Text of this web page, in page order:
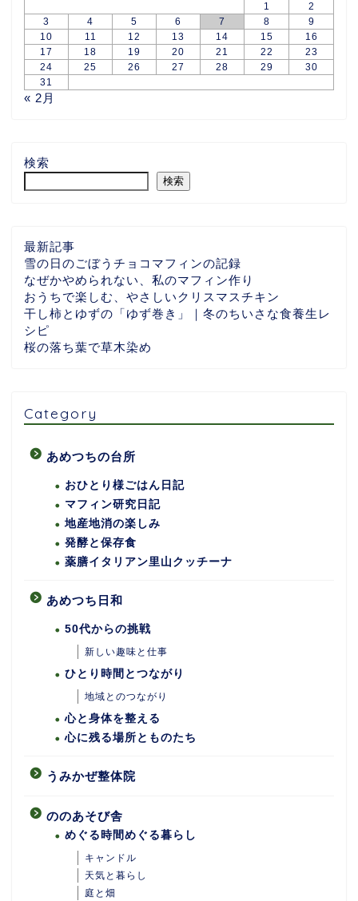
1
2
3
4 5 6 7 8
9
10
11 12 13 14 15
16
17
18 19 20 21 22
23
24
25 26 27 28 29
30
31
« 2月
検索
検索
最新記事
雪の日のごぼうチョコマフィンの記録
なぜかやめられない、私のマフィン作り
おうちで楽しむ、やさしいクリスマスチキン
干し柿とゆずの「ゆず巻き」｜冬のちいさな食養生レ
シピ
桜の落ち葉で草木染め
Category
あめつちの台所
おひとり様ごはん日記
マフィン研究日記
地産地消の楽しみ
発酵と保存食
薬膳イタリアン里山クッチーナ
あめつち日和
50代からの挑戦
新しい趣味と仕事
ひとり時間とつながり
地域とのつながり
心と身体を整える
心に残る場所とものたち
うみかぜ整体院
ののあそび舎
めぐる時間めぐる暮らし
キャンドル
天気と暮らし
庭と畑